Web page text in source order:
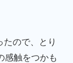
たので、とり
感触をつかも